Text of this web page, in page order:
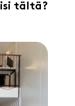
tältä?